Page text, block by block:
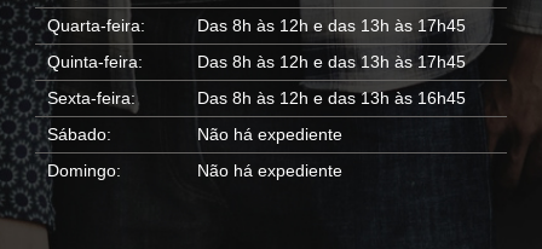
Quarta-feira:
Das 8h às 12h e das 13h às 17h45
Quinta-feira:
Das 8h às 12h e das 13h às 17h45
Sexta-feira:
Das 8h às 12h e das 13h às 16h45
Sábado:
Não há expediente
Domingo:
Não há expediente